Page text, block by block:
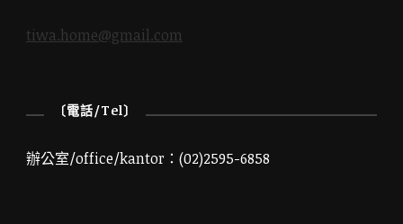
tiwa.home@gmail.com
〔電話/Tel〕
辦公室/office/kantor：(02)2595-6858